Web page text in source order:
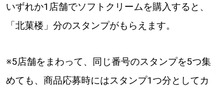
いずれか1店舗でソフトクリームを購入すると、
「北菓楼」分のスタンプがもらえます。
※5店舗をまわって、同じ番号のスタンプを5つ集
めても、商品応募時にはスタンプ1つ分としてカ